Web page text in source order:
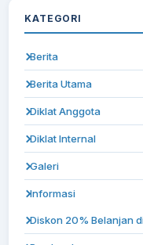
KATEGORI
Berita
Berita Utama
Diklat Anggota
Diklat Internal
Galeri
Informasi
Diskon 20% Belanjan